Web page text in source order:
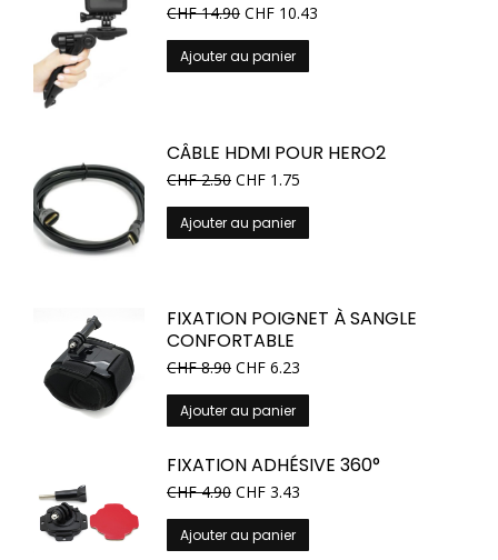
CHF14.90 CHF 10.43
Ajouter au panier
CÂBLE HDMI POUR HERO2
CHF2.50 CHF 1.75
Ajouter au panier
FIXATION POIGNET À SANGLE
CONFORTABLE
CHF8.90 CHF 6.23
Ajouter au panier
FIXATION ADHÉSIVE 360°
CHF4.90 CHF 3.43
Ajouter au panier